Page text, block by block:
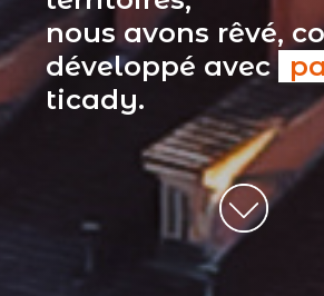
nous avons rêvé,
développé avec
ticady.